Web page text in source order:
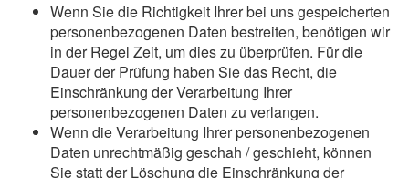
Wenn Sie die Richtigkeit Ihrer bei uns gespeicherten
personenbezogenen Daten bestreiten, benötigen wir
in der Regel Zeit, um dies zu überprüfen. Für die
Dauer der Prüfung haben Sie das Recht, die
Einschränkung der Verarbeitung Ihrer
personenbezogenen Daten zu verlangen.
Wenn die Verarbeitung Ihrer personenbezogenen
Daten unrechtmäßig geschah / geschieht, können
Sie statt der Löschung die Einschränkung der